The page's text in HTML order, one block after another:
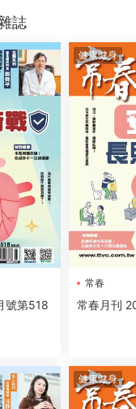
誌
號第518
健康健身
常春
常春月刊
健康健身